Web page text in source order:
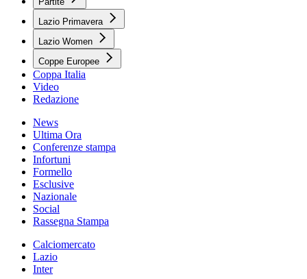
Lazio Primavera
Lazio Women
Coppe Europee
Coppa Italia
Video
Redazione
News
Ultima Ora
Conferenze stampa
Infortuni
Formello
Esclusive
Nazionale
Social
Rassegna Stampa
Calciomercato
Lazio
Inter